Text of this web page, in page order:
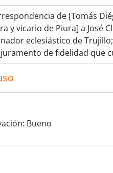
de [Tomás
y vicario de Piura] a José
eclesiástico de
de fidelidad que
Bueno